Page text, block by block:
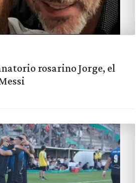
rosarino Jorge, el